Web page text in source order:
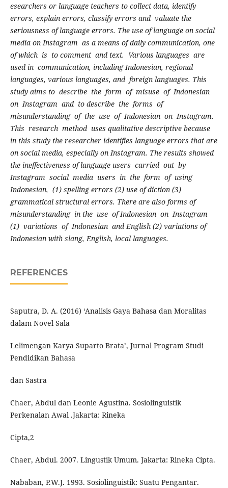
esearchers or language teachers to collect data, identify
errors, explain errors, classify errors and valuate the
seriousness of language errors. The use of language on social
media on Instagram as a means of daily communication, one
of which is to comment and text. Various languages are
used in communication, including Indonesian, regional
languages, various languages, and foreign languages. This
study aims to describe the form of misuse of Indonesian
on Instagram and to describe the forms of
misunderstanding of the use of Indonesian on Instagram.
This research method uses qualitative descriptive because
in this study the researcher identifies language errors that are
on social media, especially on Instagram. The results showed
the ineffectiveness of language users carried out by
Instagram social media users in the form of using
Indonesian, (1) spelling errors (2) use of diction (3)
grammatical structural errors. There are also forms of
misunderstanding in the use of Indonesian on Instagram
(1) variations of Indonesian and English (2) variations of
Indonesian with slang, English, local languages.
REFERENCES
Saputra, D. A. (2016) ‘Analisis Gaya Bahasa dan Moralitas
dalam Novel Sala
Lelimengan Karya Suparto Brata’, Jurnal Program Studi
Pendidikan Bahasa
dan Sastra
Chaer, Abdul dan Leonie Agustina. Sosiolinguistik
Perkenalan Awal .Jakarta: Rineka
Cipta,2
Chaer, Abdul. 2007. Lingustik Umum. Jakarta: Rineka Cipta.
Nababan, P.W.J. 1993. Sosiolinguistik: Suatu Pengantar.